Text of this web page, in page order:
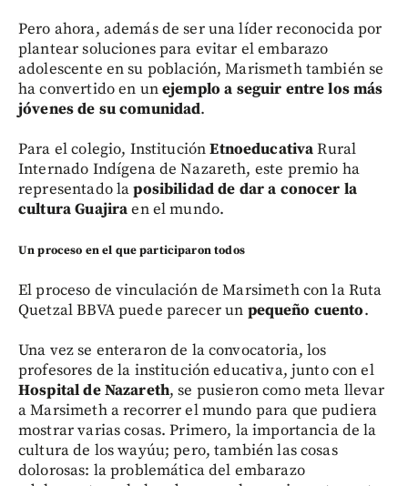
Pero ahora, además de ser una líder reconocida por
plantear soluciones para evitar el embarazo
adolescente en su población, Marismeth también se
ha convertido en unejemplo a seguir entre los más
jóvenes de su comunidad.
Para el colegio, InstituciónEtnoeducativaRural
Internado Indígena de Nazareth, este premio ha
representado laposibilidad de dar a conocer la
cultura Guajiraen el mundo.
Un proceso en el que participaron todos
El proceso de vinculación de Marsimeth con la Ruta
Quetzal BBVA puede parecer un pequeño cuento.
Una vez se enteraron de la convocatoria, los
profesores de la institución educativa, junto con el
Hospital de Nazareth, se pusieron como meta llevar
a Marsimeth a recorrer el mundo para que pudiera
mostrar varias cosas. Primero, la importancia de la
cultura de los wayúu; pero, también las cosas
dolorosas: la problemática del embarazo